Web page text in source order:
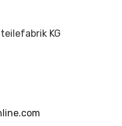
KG